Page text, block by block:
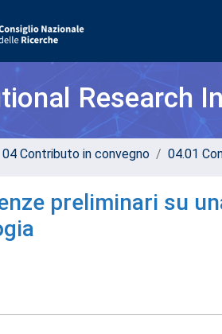
Research
04 Contributo in convegno 04.01
preliminari su